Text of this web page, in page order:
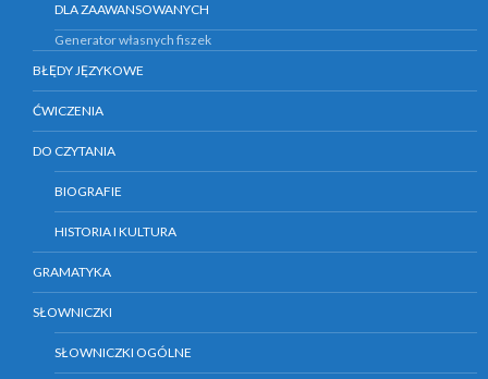
DLA ZAAWANSOWANYCH
Generator własnych fiszek
BŁĘDY JĘZYKOWE
ĆWICZENIA
DO CZYTANIA
BIOGRAFIE
HISTORIA I KULTURA
GRAMATYKA
SŁOWNICZKI
SŁOWNICZKI OGÓLNE